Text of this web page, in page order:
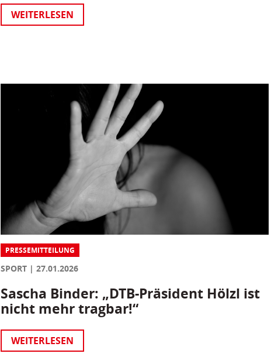
WEITERLESEN
PRESSEMITTEILUNG
SPORT 27.01.2026
Sascha Binder: „DTB-Präsident Hölzl ist
nicht mehr tragbar!“
WEITERLESEN